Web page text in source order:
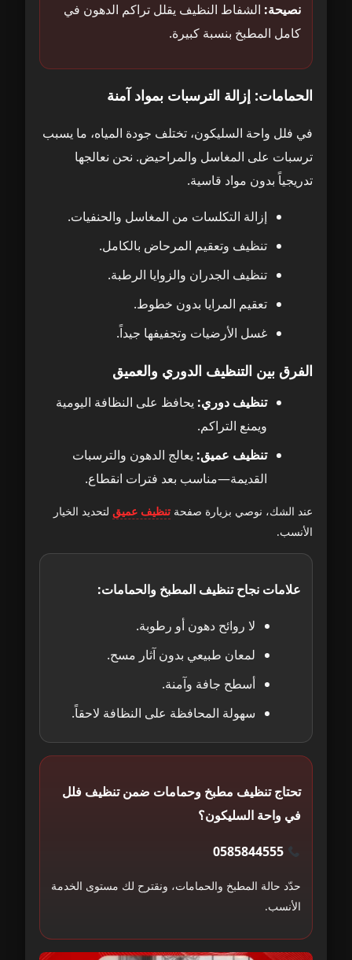
نصيحة: الشفاط النظيف يقلل تراكم الدهون في
كامل المطبخ بنسبة كبيرة.
الحمامات: إزالة الترسبات بمواد آمنة
في فلل واحة السليكون، تختلف جودة المياه، ما يسبب
ترسبات على المغاسل والمراحيض. نحن نعالجها
تدريجياً بدون مواد قاسية.
إزالة التكلسات من المغاسل والحنفيات.
تنظيف وتعقيم المرحاض بالكامل.
تنظيف الجدران والزوايا الرطبة.
تعقيم المرايا بدون خطوط.
غسل الأرضيات وتجفيفها جيداً.
الفرق بين التنظيف الدوري والعميق
تنظيف دوري: يحافظ على النظافة اليومية
ويمنع التراكم.
تنظيف عميق: يعالج الدهون والترسبات
القديمة—مناسب بعد فترات انقطاع.
عند الشك، نوصي بزيارة صفحة تنظيف عميق لتحديد الخيار
الأنسب.
علامات نجاح تنظيف المطبخ والحمامات:
لا روائح دهون أو رطوبة.
لمعان طبيعي بدون آثار مسح.
أسطح جافة وآمنة.
سهولة المحافظة على النظافة لاحقاً.
تحتاج تنظيف مطبخ وحمامات ضمن تنظيف فلل
في واحة السليكون؟
0585844555
حدّد حالة المطبخ والحمامات، ونقترح لك مستوى الخدمة
الأنسب.